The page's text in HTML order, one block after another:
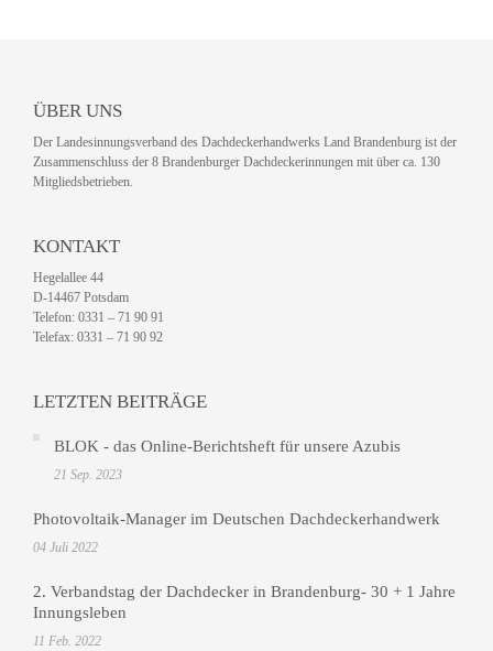
ÜBER UNS
Der Landesinnungsverband des Dachdeckerhandwerks Land Brandenburg ist der
Zusammenschluss der 8 Brandenburger Dachdeckerinnungen mit über ca. 130
Mitgliedsbetrieben.
KONTAKT
Hegelallee 44
D-14467 Potsdam
Telefon: 0331 – 71 90 91
Telefax: 0331 – 71 90 92
LETZTEN BEITRÄGE
BLOK - das Online-Berichtsheft für unsere Azubis
21 Sep. 2023
Photovoltaik-Manager im Deutschen Dachdeckerhandwerk
04 Juli 2022
2. Verbandstag der Dachdecker in Brandenburg- 30 + 1 Jahre
Innungsleben
11 Feb. 2022